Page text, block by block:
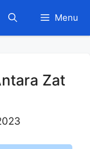
Menu
Zat